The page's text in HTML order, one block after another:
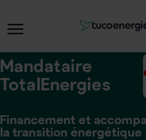
Mandataire
TotalEnergies
Financement et
la transition énergétique